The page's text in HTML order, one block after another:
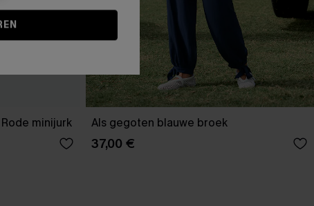
minijurk Als gegoten blauwe broek
37,00 €